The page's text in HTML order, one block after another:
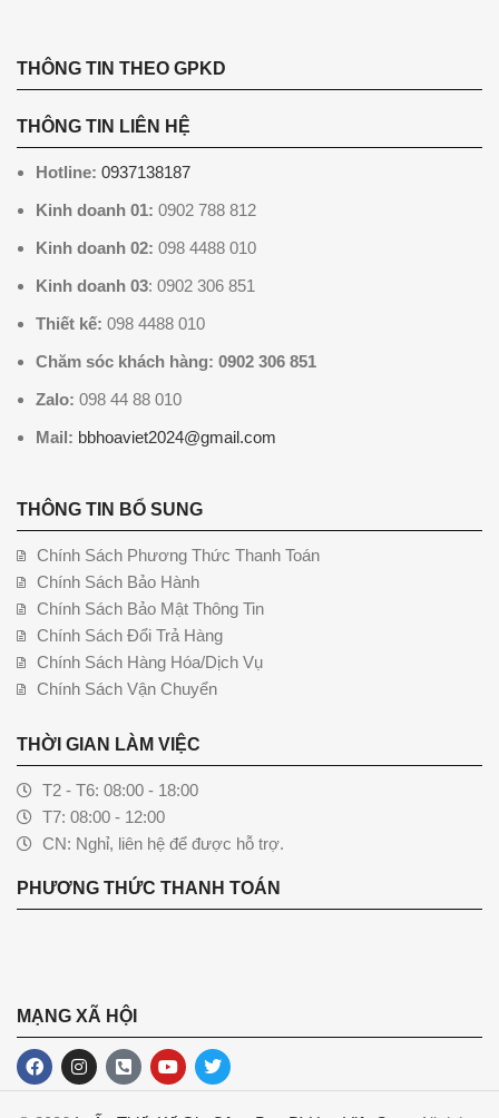
THÔNG TIN THEO GPKD
THÔNG TIN LIÊN HỆ
Hotline: 0937138187
Kinh doanh 01: 0902 788 812
Kinh doanh 02: 098 4488 010
Kinh doanh 03: 0902 306 851
Thiết kế: 098 4488 010
Chăm sóc khách hàng: 0902 306 851
Zalo: 098 44 88 010
Mail: bbhoaviet2024@gmail.com
THÔNG TIN BỔ SUNG
Chính Sách Phương Thức Thanh Toán
Chính Sách Bảo Hành
Chính Sách Bảo Mật Thông Tin
Chính Sách Đổi Trả Hàng
Chính Sách Hàng Hóa/Dịch Vụ
Chính Sách Vận Chuyển
THỜI GIAN LÀM VIỆC
T2 - T6: 08:00 - 18:00
T7: 08:00 - 12:00
CN: Nghỉ, liên hệ để được hỗ trợ.
PHƯƠNG THỨC THANH TOÁN
MẠNG XÃ HỘI